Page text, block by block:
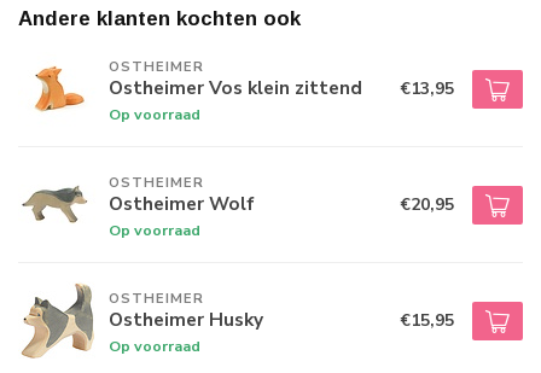
Andere klanten kochten ook
OSTHEIMER
Ostheimer Vos klein zittend
Op voorraad
€13,95
OSTHEIMER
Ostheimer Wolf
Op voorraad
€20,95
OSTHEIMER
Ostheimer Husky
Op voorraad
€15,95